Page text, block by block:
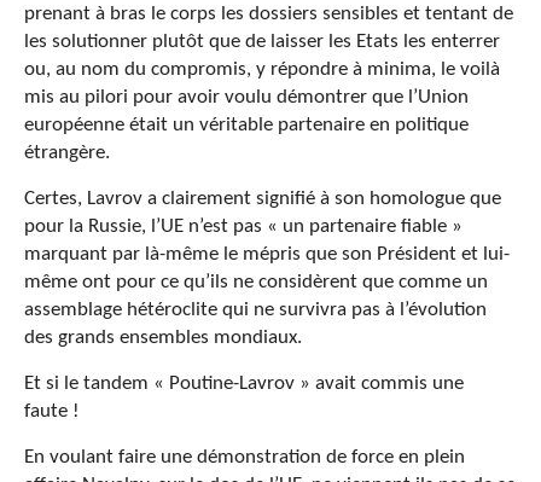
prenant à bras le corps les dossiers sensibles et tentant de
les solutionner plutôt que de laisser les Etats les enterrer
ou, au nom du compromis, y répondre à minima, le voilà
mis au pilori pour avoir voulu démontrer que l’Union
européenne était un véritable partenaire en politique
étrangère.
Certes, Lavrov a clairement signifié à son homologue que
pour la Russie, l’UE n’est pas « un partenaire fiable »
marquant par là-même le mépris que son Président et lui-
même ont pour ce qu’ils ne considèrent que comme un
assemblage hétéroclite qui ne survivra pas à l’évolution
des grands ensembles mondiaux.
Et si le tandem « Poutine-Lavrov » avait commis une
faute !
En voulant faire une démonstration de force en plein